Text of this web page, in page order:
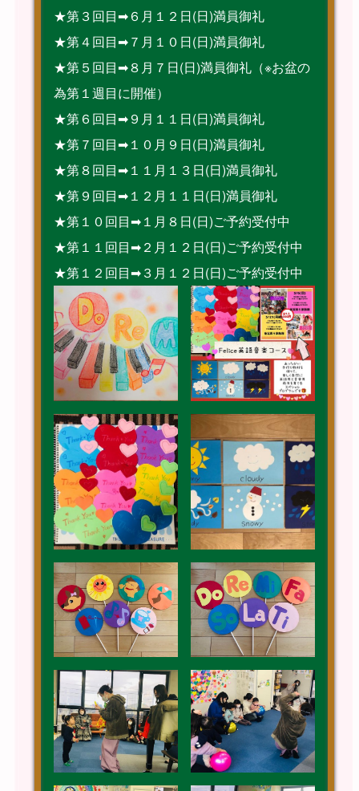
★第３回目➡︎６月１２日(日)満員御礼
★第４回目➡︎７月１０日(日)満員御礼
★第５回目➡︎８月７日(日)満員御礼（※お盆の
為第１週目に開催）
★第６回目➡︎９月１１日(日)満員御礼
★第７回目➡︎１０月９日(日)満員御礼
★第８回目➡︎１１月１３日(日)満員御礼
★第９回目➡︎１２月１１日(日)満員御礼
★第１０回目➡︎１月８日(日)ご予約受付中
★第１１回目➡︎２月１２日(日)ご予約受付中
★第１２回目➡︎３月１２日(日)ご予約受付中